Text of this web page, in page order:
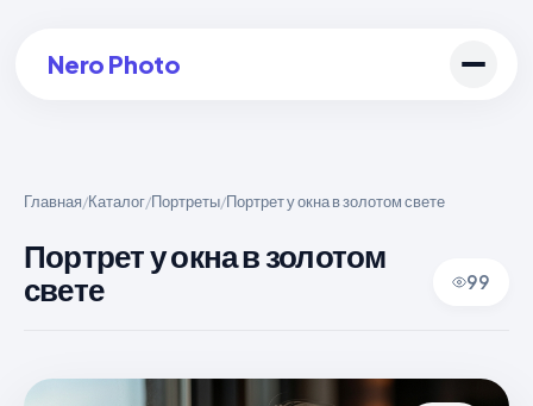
Nero Photo
Создать арт
Главная/Каталог/Портреты/Портрет у окна в золотом свете
Портрет у окна в золотом
свете
99